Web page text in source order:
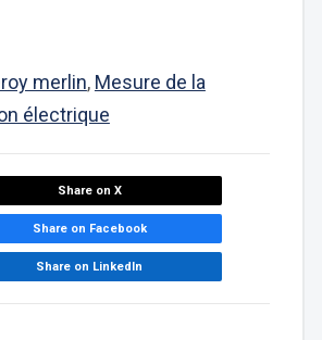
merlin, Mesure de la
électrique
Share on X
Share on Facebook
Share on LinkedIn